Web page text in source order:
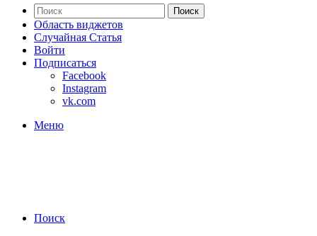
Поиск
Область виджетов
Случайная Статья
Войти
Подписаться
Facebook
Instagram
vk.com
Меню
Поиск